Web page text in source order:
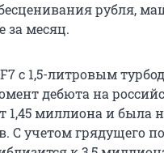
рубля,
за месяц.
с 1,5-литровым
дебюта на
1,45 миллиона и была
С учетом грядущего